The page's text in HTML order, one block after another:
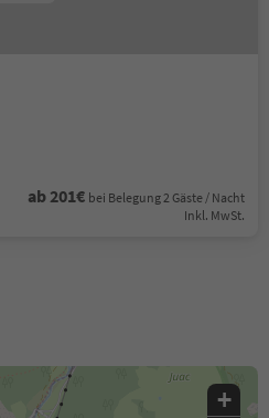
ab 201€ bei Belegung 2 Gäste / Nacht
Inkl. MwSt.
+